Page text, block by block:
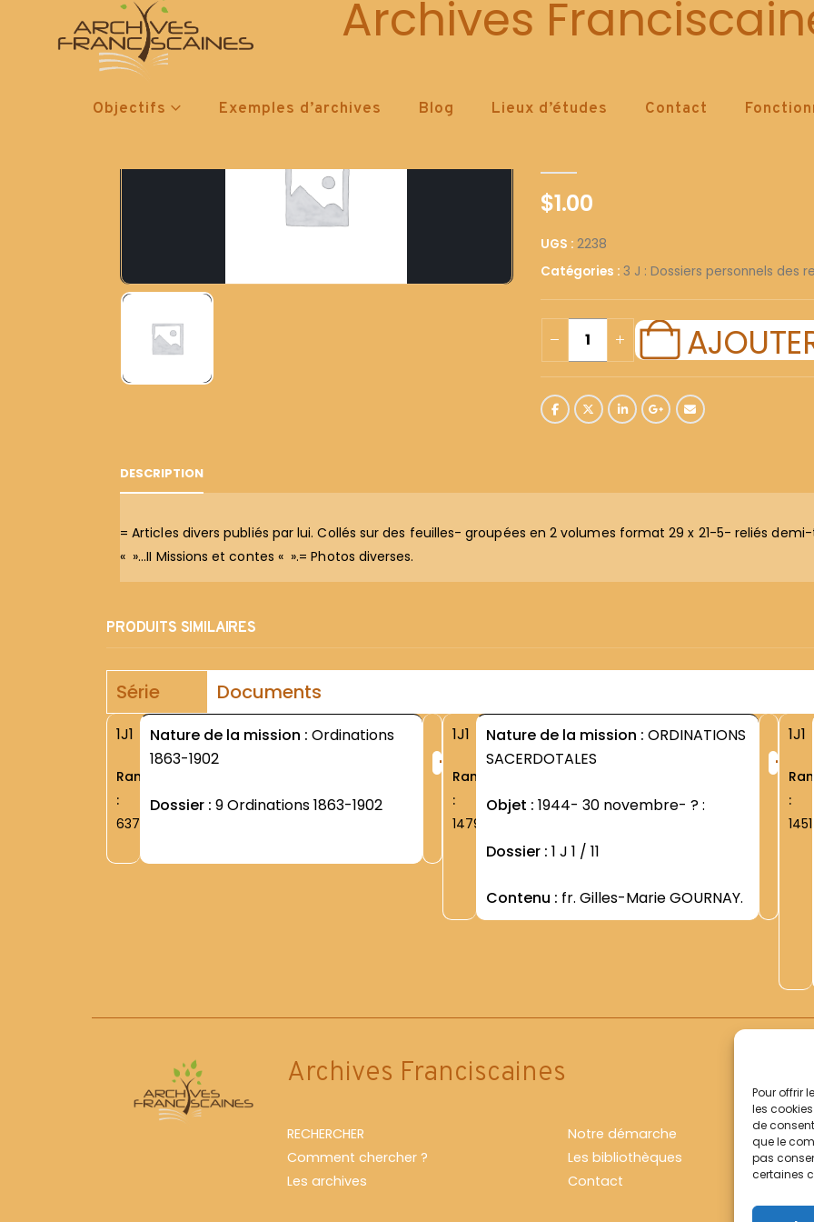
Pour offrir
les
de
que le
pas
certaines
Archives
Objectifs Exemples d’archives Blog Lieux d’études Contact
2238
$1.00
UGS : 2238
Catégories : 3 J : Dossiers personnels des
DESCRIPTION
= Articles divers publiés par lui. Collés sur des feuilles- groupées en 2 volumes format 29 x 21-5- reliés
« »…II Missions et contes « ».= Photos diverses.
PRODUITS SIMILAIRES
Série Documents
1J1
Rang
:
6377
Nature de la mission : Ordinations
1863-1902
Dossier : 9 Ordinations 1863-1902
+
1J1
Rang
:
1479
Nature de la mission : ORDINATIONS
SACERDOTALES
Objet : 1944- 30 novembre- ? :
Dossier : 1 J 1 / 11
Contenu : fr. Gilles-Marie GOURNAY.
+
1J1
Rang
:
1451
Archives Franciscaines
RECHERCHER
Comment chercher ?
Les archives
Notre démarche
Les bibliothèques
Contact